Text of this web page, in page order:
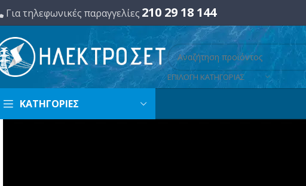
Για τηλεφωνικές παραγγελίες 210 29 18 144
ΕΠΙΛΟΓΗ ΚΑΤΗΓΟΡΙΑΣ
ΚΑΤΗΓΟΡΙΕΣ